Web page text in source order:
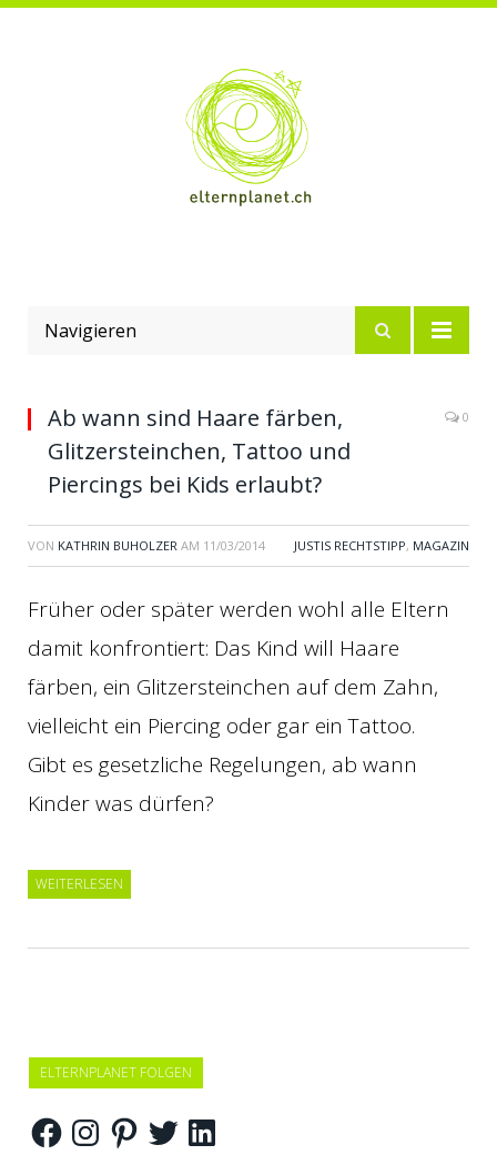
Navigieren
Ab wann sind Haare färben,
Glitzersteinchen, Tattoo und
Piercings bei Kids erlaubt?
0
VON KATHRIN BUHOLZER AM 11/03/2014 JUSTIS RECHTSTIPP, MAGAZIN
Früher oder später werden wohl alle Eltern
damit konfrontiert: Das Kind will Haare
färben, ein Glitzersteinchen auf dem Zahn,
vielleicht ein Piercing oder gar ein Tattoo.
Gibt es gesetzliche Regelungen, ab wann
Kinder was dürfen?
WEITERLESEN
ELTERNPLANET FOLGEN
FacebookInstagramPinterestTwitterLinkedIn